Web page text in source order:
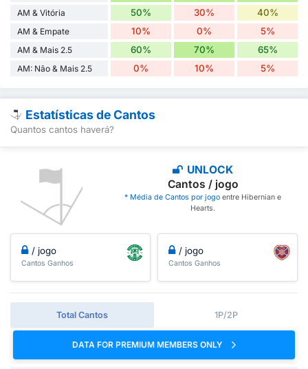
AM & Vitória 50% 30% 40%
AM & Empate 10% 0% 5%
AM & Mais 2.5 60% 70% 65%
AM: Não & Mais 2.5 0% 10% 5%
Estatísticas de Cantos
Quantos cantos haverá?
UNLOCK
Cantos / jogo
* Média de Cantos por jogo entre Hibernian e
Hearts.
/ jogo
Cantos Ganhos
/ jogo
Cantos Ganhos
Total Cantos 1P/2P
DATA FOR PREMIUM MEMBERS ONLY